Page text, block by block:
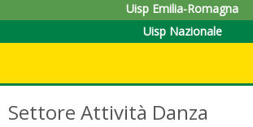
Uisp Emilia-Romagna
Uisp Nazionale
Settore Attività Danza